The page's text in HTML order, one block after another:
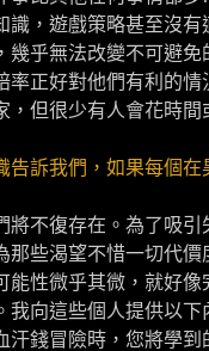
識，遊戲策略甚至沒
幾乎無法改變不可避
率正好對他們有利的
，但很少有人會花時
告訴我們，如果每個
將不復存在。為了吸
那些渴望不惜一切代
能性微乎其微，就好
我向這些個人提供以
汗錢冒險時，您將學